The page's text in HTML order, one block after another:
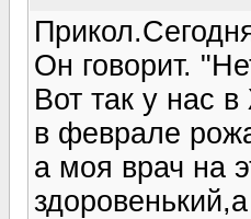
Он говорит.
Вот так у нас
в феврале
а моя врач на